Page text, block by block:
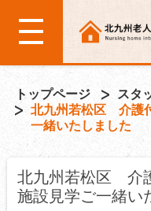
トップページ
スタ
北九州若松区 介護
一緒いたしました
北九州若松区 介
施設見学ご一緒い